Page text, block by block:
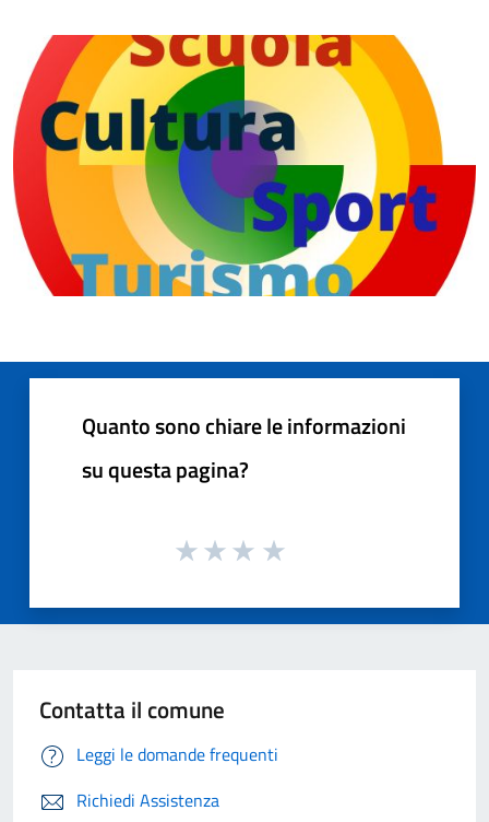
Quanto sono chiare le informazioni
su questa pagina?
Contatta il comune
Leggi le domande frequenti
Richiedi Assistenza